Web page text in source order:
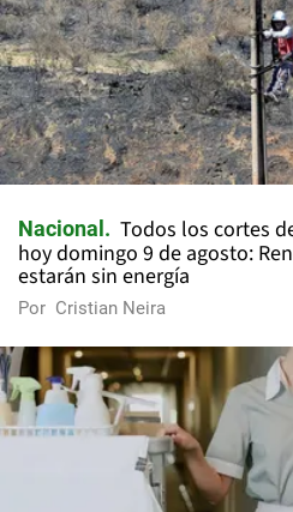
Nacional
Todos los cortes
hoy domingo 9 de agosto:
estarán sin energía
Por Cristian Neira